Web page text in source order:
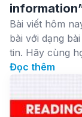
Bài viết hôm
bài với dạng
tin. Hãy cùng
Đọc thêm